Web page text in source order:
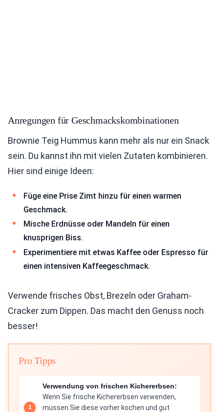
Anregungen für Geschmackskombinationen
Brownie Teig Hummus kann mehr als nur ein Snack
sein. Du kannst ihn mit vielen Zutaten kombinieren.
Hier sind einige Ideen:
Füge eine Prise Zimt hinzu für einen warmen
Geschmack.
Mische Erdnüsse oder Mandeln für einen
knusprigen Biss.
Experimentiere mit etwas Kaffee oder Espresso für
einen intensiven Kaffeegeschmack.
Verwende frisches Obst, Brezeln oder Graham-
Cracker zum Dippen. Das macht den Genuss noch
besser!
Pro Tipps
Verwendung von frischen Kichererbsen:
Wenn Sie frische Kichererbsen verwenden,
müssen Sie diese vorher kochen und gut